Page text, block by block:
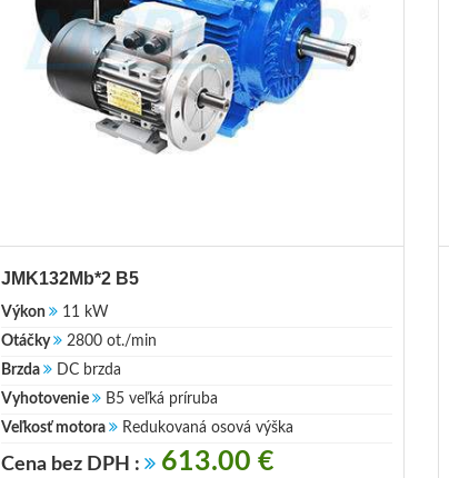
JMK132Mb*2 B5
Výkon
11 kW
Otáčky
2800 ot./min
Brzda
DC brzda
Vyhotovenie
B5 veľká príruba
Veľkosť motora
Redukovaná osová výška
Cena bez DPH : 613.00 €